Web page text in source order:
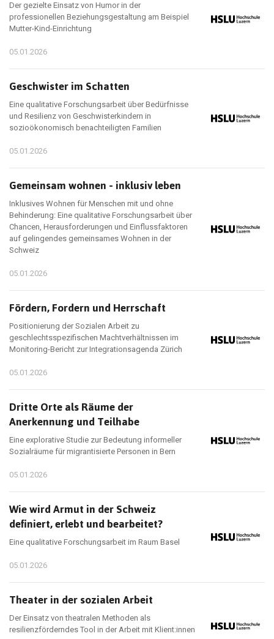
Der gezielte Einsatz von Humor in der
professionellen Beziehungsgestaltung am Beispiel
Mutter-Kind-Einrichtung
05.01.2026
Geschwister im Schatten
Eine qualitative Forschungsarbeit über Bedürfnisse
und Resilienz von Geschwisterkindern in
sozioökonomisch benachteiligten Familien
05.01.2026
Gemeinsam wohnen - inklusiv leben
Inklusives Wohnen für Menschen mit und ohne
Behinderung: Eine qualitative Forschungsarbeit über
Chancen, Herausforderungen und Einflussfaktoren
auf gelingendes gemeinsames Wohnen in der
Schweiz
05.01.2026
Fördern, Fordern und Herrschaft
Positionierung der Sozialen Arbeit zu
geschlechtsspezifischen Machtverhältnissen im
Monitoring-Bericht zur Integrationsagenda Zürich
05.01.2026
Dritte Orte als Räume der
Anerkennung und Teilhabe
Eine explorative Studie zur Bedeutung informeller
Sozialräume für migrantisierte Personen in Bern
05.01.2026
Wie wird Armut in der Schweiz
definiert, erlebt und bearbeitet?
Eine qualitative Forschungsarbeit im Raum Basel
05.01.2026
Theater in der sozialen Arbeit
Der Einsatz von theatralen Methoden als
resilienzförderndes Tool in der Arbeit mit Klient:innen